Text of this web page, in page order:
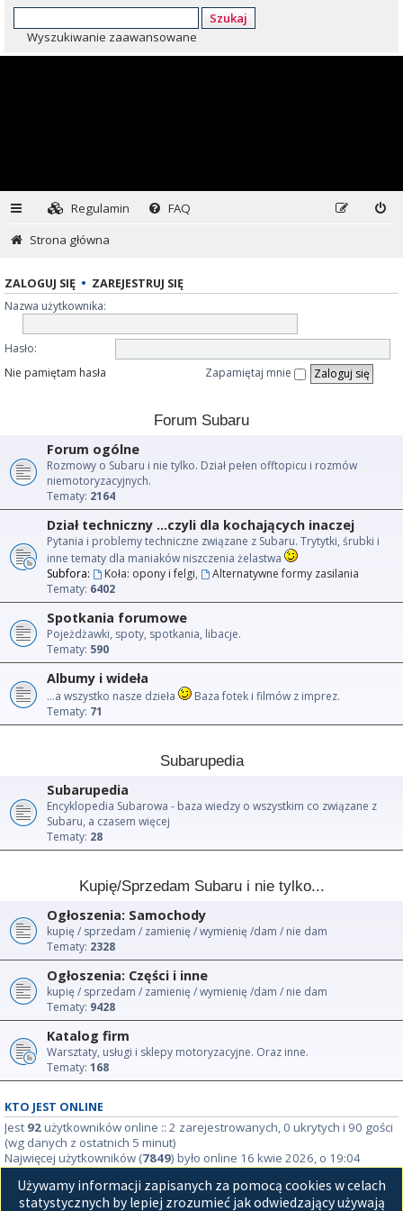
Szukaj
Wyszukiwanie zaawansowane
Regulamin
FAQ
Strona główna
ZALOGUJ SIĘ • ZAREJESTRUJ SIĘ
Nazwa użytkownika:
Hasło:
Nie pamiętam hasła
Zapamiętaj mnie
Forum Subaru
Forum ogólne
Rozmowy o Subaru i nie tylko. Dział pełen offtopicu i rozmów
niemotoryzacyjnych.
Tematy: 2164
Dział techniczny ...czyli dla kochających inaczej
Pytania i problemy techniczne związane z Subaru. Trytytki, śrubki i
inne tematy dla maniaków niszczenia żelastwa
Subfora:
Koła: opony i felgi,
Alternatywne formy zasilania
Tematy: 6402
Spotkania forumowe
Pojeżdżawki, spoty, spotkania, libacje.
Tematy: 590
Albumy i wideła
...a wszystko nasze dzieła
Baza fotek i filmów z imprez.
Tematy: 71
Subarupedia
Subarupedia
Encyklopedia Subarowa - baza wiedzy o wszystkim co związane z
Subaru, a czasem więcej
Tematy: 28
Kupię/Sprzedam Subaru i nie tylko...
Ogłoszenia: Samochody
kupię / sprzedam / zamienię / wymienię /dam / nie dam
Tematy: 2328
Ogłoszenia: Części i inne
kupię / sprzedam / zamienię / wymienię /dam / nie dam
Tematy: 9428
Katalog firm
Warsztaty, usługi i sklepy motoryzacyjne. Oraz inne.
Tematy: 168
KTO JEST ONLINE
Jest 92użytkowników online :: 2 zarejestrowanych, 0 ukrytych i 90 gości
(wg danych z ostatnich 5 minut)
Najwięcej użytkowników (7849) było online 16 kwie 2026, o 19:04
STATYSTYKI
Używamy informacji zapisanych za pomocą cookies w celach
statystycznych by lepiej zrozumieć jak odwiedzający używają